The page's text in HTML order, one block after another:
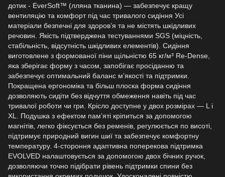
дотик - EverSoft™ (лляна тканина) — забезпечує кращу
вентиляцію та комфорт під час тривалого сидіння Усі
матеріали безпечні для здоров’я та не містять шкідливих
речовин. Якість підтверджена тестуваннями SGS (міцність,
стабільність, відсутність шкідливих елементів). Сидіння
виготовлене з формованої піни щільністю 65 кг/м³ Re-Dense,
яка зберігає форму з часом, запобігає просіданню та
забезпечує оптимальний баланс м’якості та підтримки.
Покращена ергономіка та більш плоска форма сидіння
дозволяють сидіти без відчуття обмеження навіть під час
тривалої роботи чи гри. Крісло доступне у двох розмірах — L і
XL. Подушка з ефектом пам’яті кріпиться за допомогою
магнітів, легко фіксується без ременів, регулюється по висоті,
підтримує природний вигин шиї та забезпечує комфортну
температуру. 4-стороння адаптивна поперекова підтримка
EVOLVED налаштовується за допомогою двох бічних ручок,
дозволяючи точно підібрати рівень підтримки спини без